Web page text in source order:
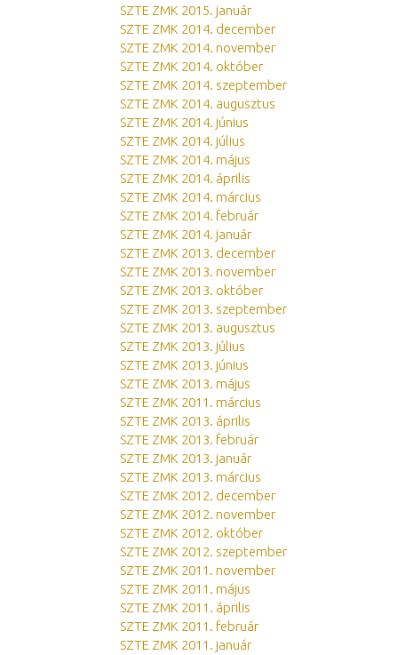
SZTE ZMK 2015. január
SZTE ZMK 2014. december
SZTE ZMK 2014. november
SZTE ZMK 2014. október
SZTE ZMK 2014. szeptember
SZTE ZMK 2014. augusztus
SZTE ZMK 2014. június
SZTE ZMK 2014. július
SZTE ZMK 2014. május
SZTE ZMK 2014. április
SZTE ZMK 2014. március
SZTE ZMK 2014. február
SZTE ZMK 2014. január
SZTE ZMK 2013. december
SZTE ZMK 2013. november
SZTE ZMK 2013. október
SZTE ZMK 2013. szeptember
SZTE ZMK 2013. augusztus
SZTE ZMK 2013. július
SZTE ZMK 2013. június
SZTE ZMK 2013. május
SZTE ZMK 2011. március
SZTE ZMK 2013. április
SZTE ZMK 2013. február
SZTE ZMK 2013. január
SZTE ZMK 2013. március
SZTE ZMK 2012. december
SZTE ZMK 2012. november
SZTE ZMK 2012. október
SZTE ZMK 2012. szeptember
SZTE ZMK 2011. november
SZTE ZMK 2011. május
SZTE ZMK 2011. április
SZTE ZMK 2011. február
SZTE ZMK 2011. január